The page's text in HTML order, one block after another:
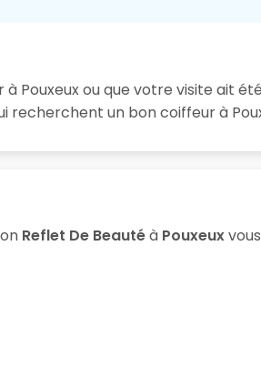
Pouxeux ou que votre visite ait été
un bon coiffeur à
Reflet De Beautéà Pouxeuxvous